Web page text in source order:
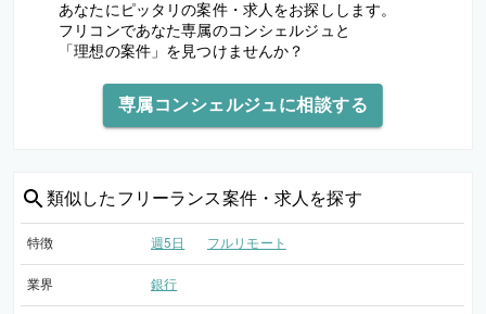
あなたにピッタリの案件・求人をお探しします。
フリコンであなた専属のコンシェルジュと
「理想の案件」を見つけませんか？
専属コンシェルジュに相談する
類似した フリーランス案件・求人を探す
特徴 週5日 フルリモート
業界 銀行